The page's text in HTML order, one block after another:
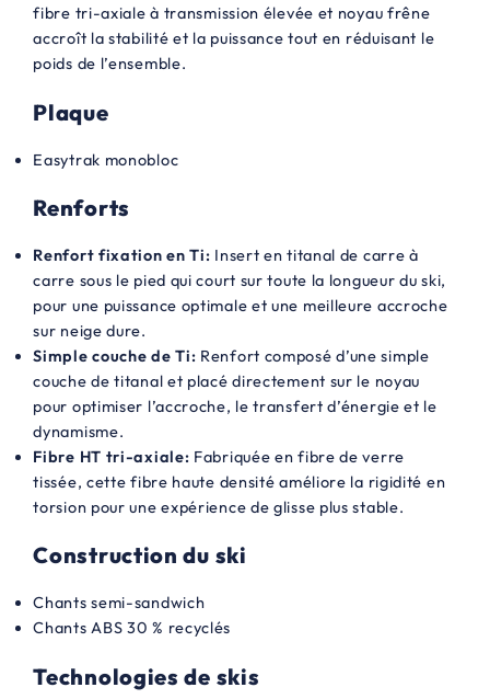
fibre tri-axiale à transmission élevée et noyau frêne
accroît la stabilité et la puissance tout en réduisant le
poids de l’ensemble.
Plaque
Easytrak monobloc
Renforts
Renfort fixation en Ti: Insert en titanal de carre à
carre sous le pied qui court sur toute la longueur du ski,
pour une puissance optimale et une meilleure accroche
sur neige dure.
Simple couche de Ti: Renfort composé d’une simple
couche de titanal et placé directement sur le noyau
pour optimiser l’accroche, le transfert d’énergie et le
dynamisme.
Fibre HT tri-axiale: Fabriquée en fibre de verre
tissée, cette fibre haute densité améliore la rigidité en
torsion pour une expérience de glisse plus stable.
Construction du ski
Chants semi-sandwich
Chants ABS 30 % recyclés
Technologies de skis